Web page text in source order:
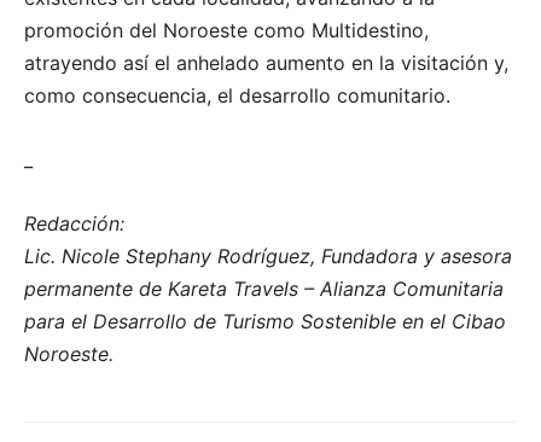
promoción del Noroeste como Multidestino,
atrayendo así el anhelado aumento en la visitación y,
como consecuencia, el desarrollo comunitario.
Redacción:
Lic. Nicole Stephany Rodríguez, Fundadora y asesora
permanente de Kareta Travels – Alianza Comunitaria
para el Desarrollo de Turismo Sostenible en el Cibao
Noroeste.